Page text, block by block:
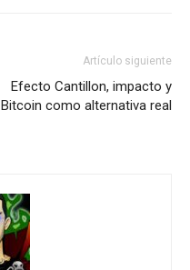
Artículo siguiente
Efecto Cantillon, impacto y
Bitcoin como alternativa real